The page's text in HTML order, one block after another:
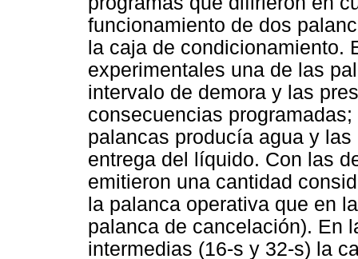
funcionamiento de dos
la caja de condicionamiento.
experimentales una de las
intervalo de demora y las
consecuencias
palancas producía agua y
entrega del líquido. Con las
emitieron una cantidad
la palanca operativa que en
palanca de cancelación). En
intermedias (16-s y 32-s) la